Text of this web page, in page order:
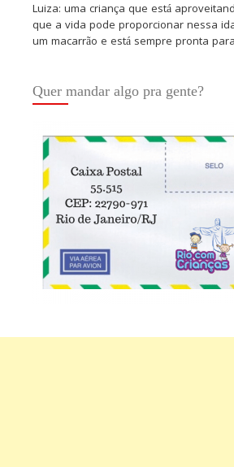
Luiza: uma criança que está
que a vida pode proporcionar nessa
um macarrão e está sempre pronta
Quer mandar algo pra gente?